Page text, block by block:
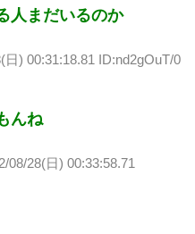
人まだいるのか
日) 00:31:18.81 ID:nd2gOuT/0
んね
08/28(日) 00:33:58.71